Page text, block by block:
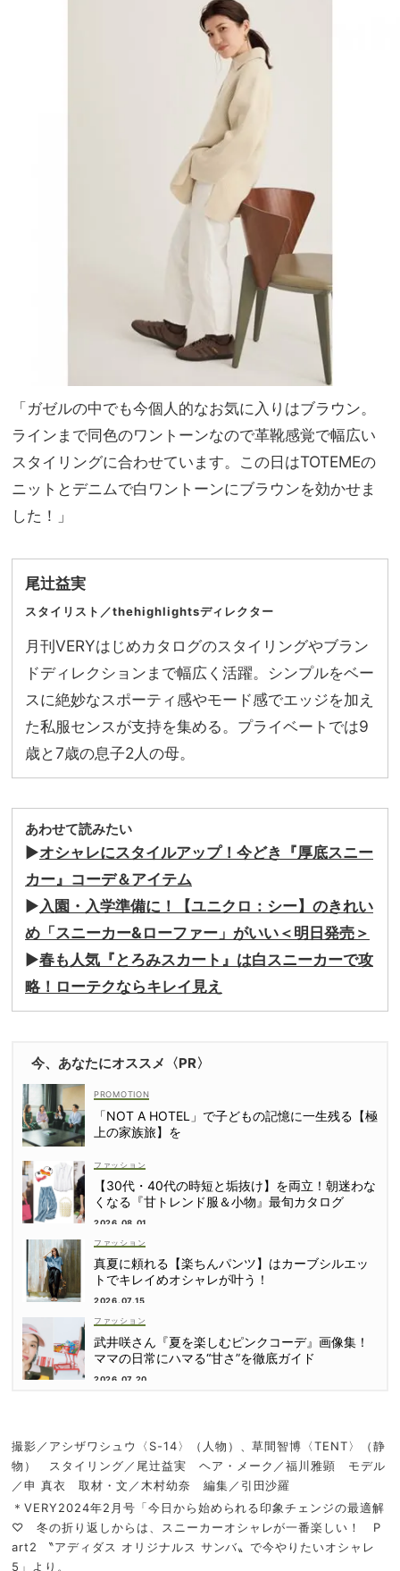
「ガゼルの中でも今個人的なお気に入りはブラウン。
ラインまで同色のワントーンなので革靴感覚で幅広い
スタイリングに合わせています。この日はTOTEMEの
ニットとデニムで白ワントーンにブラウンを効かせま
した！」
尾辻益実
スタイリスト／thehighlightsディレクター
月刊VERYはじめカタログのスタイリングやブラン
ドディレクションまで幅広く活躍。シンプルをベー
スに絶妙なスポーティ感やモード感でエッジを加え
た私服センスが支持を集める。プライベートでは9
歳と7歳の息子2人の母。
あわせて読みたい
▶オシャレにスタイルアップ！今どき『厚底スニー
カー』コーデ＆アイテム
▶入園・入学準備に！【ユニクロ：シー】のきれい
め「スニーカー&ローファー」がいい＜明日発売＞
▶春も人気『とろみスカート』は白スニーカーで攻
略！ローテクならキレイ見え
今、あなたにオススメ〈PR〉
「NOT A HOTEL」で子どもの記憶に一生残る【極
上の家族旅】を
ファッション
【30代・40代の時短と垢抜け】を両立！朝迷わな
くなる『甘トレンド服＆小物』最旬カタログ
2026.08.01
ファッション
真夏に頼れる【楽ちんパンツ】はカーブシルエッ
トでキレイめオシャレが叶う！
2026.07.15
ファッション
武井咲さん『夏を楽しむピンクコーデ』画像集！
ママの日常にハマる“甘さ”を徹底ガイド
2026.07.20
撮影／アシザワシュウ〈S-14〉（人物）、草間智博〈TENT〉（静
物） スタイリング／尾辻益実 ヘア・メーク／福川雅顕 モデル
／申 真衣 取材・文／木村幼奈 編集／引田沙羅
＊VERY2024年2月号「今日から始められる印象チェンジの最適解
♡ 冬の折り返しからは、スニーカーオシャレが一番楽しい！ P
art2 〝アディダス オリジナルス サンバ〟で今やりたいオシャレ
5」より。